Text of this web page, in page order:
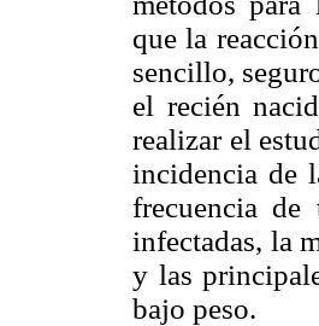
que la
sencillo,
el recién
realizar el
incidencia de
frecuencia
infectadas, la
y las
bajo peso.